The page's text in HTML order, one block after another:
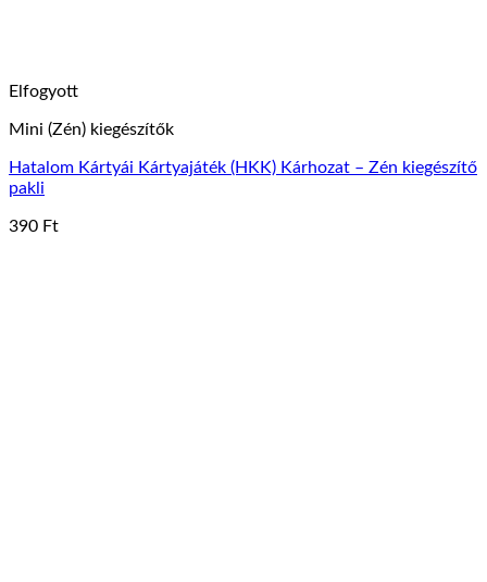
Elfogyott
Mini (Zén) kiegészítők
Hatalom Kártyái Kártyajáték (HKK) Kárhozat – Zén kiegészítő
pakli
390 Ft